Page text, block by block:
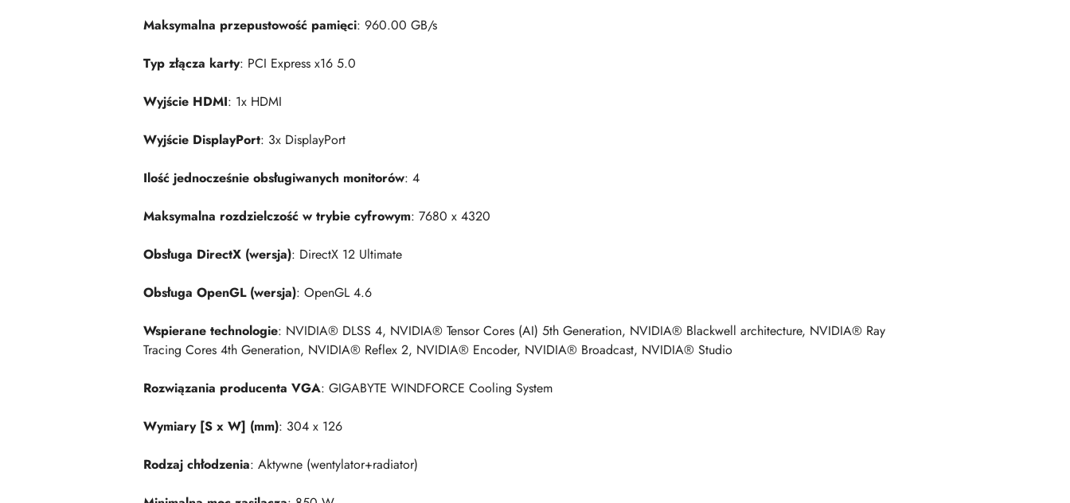
Maksymalna przepustowość pamięci: 960.00 GB/s
Typ złącza karty: PCI Express x16 5.0
Wyjście HDMI: 1x HDMI
Wyjście DisplayPort: 3x DisplayPort
Ilość jednocześnie obsługiwanych monitorów: 4
Maksymalna rozdzielczość w trybie cyfrowym: 7680 x 4320
Obsługa DirectX (wersja): DirectX 12 Ultimate
Obsługa OpenGL (wersja): OpenGL 4.6
Wspierane technologie: NVIDIA® DLSS 4, NVIDIA® Tensor Cores (AI) 5th Generation, NVIDIA® Blackwell architecture, NVIDIA® Ray
Tracing Cores 4th Generation, NVIDIA® Reflex 2, NVIDIA® Encoder, NVIDIA® Broadcast, NVIDIA® Studio
Rozwiązania producenta VGA: GIGABYTE WINDFORCE Cooling System
Wymiary [S x W] (mm): 304 x 126
Rodzaj chłodzenia: Aktywne (wentylator+radiator)